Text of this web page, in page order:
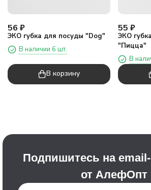
56 ₽
ЭКО губка для посуды "Dog"
В наличии 6 шт.
В корзину
55 ₽
ЭКО
"Пицца"
В
Подпишитесь на
от АлефОпт